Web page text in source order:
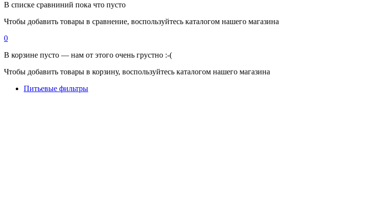
В списке сравниний пока что пусто
Чтобы добавить товары в сравнение, воспользуйтесь каталогом нашего магазина
0
В корзине пусто — нам от этого очень грустно :-(
Чтобы добавить товары в корзину, воспользуйтесь каталогом нашего магазина
Питьевые фильтры